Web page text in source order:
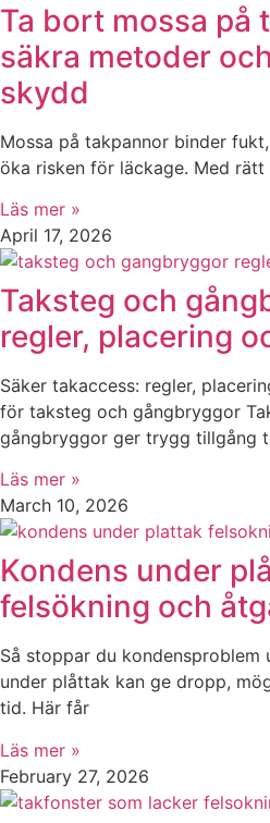
Ta bort mossa på
säkra metoder
skydd
Mossa på takpannor binder
öka risken för läckage. Med
Läs mer »
April 17, 2026
Taksteg och
regler, placering
Säker takaccess: regler,
för taksteg och gångbryggor
gångbryggor ger trygg tillgång
Läs mer »
March 10, 2026
Kondens under
felsökning och
Så stoppar du kondensproblem
under plåttak kan ge dropp,
tid. Här får
Läs mer »
February 27, 2026